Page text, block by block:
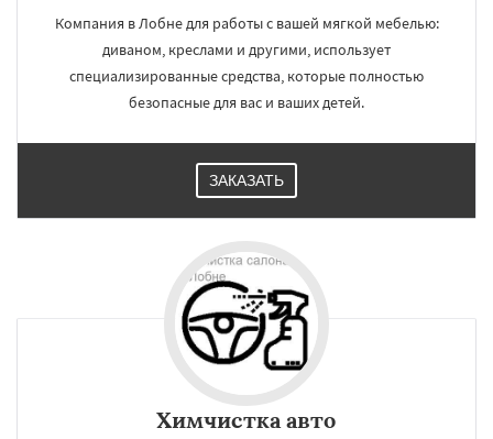
Компания в Лобне для работы с вашей мягкой мебелью:
диваном, креслами и другими, использует
специализированные средства, которые полностью
безопасные для вас и ваших детей.
ЗАКАЗАТЬ
Химчистка авто